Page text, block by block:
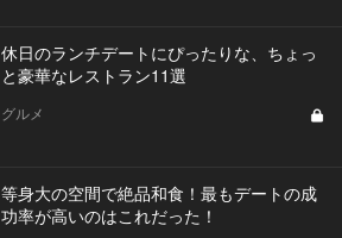
休日のランチデートにぴったりな、ちょっ
と豪華なレストラン11選
グルメ
等身大の空間で絶品和食！最もデートの成
功率が高いのはこれだった！